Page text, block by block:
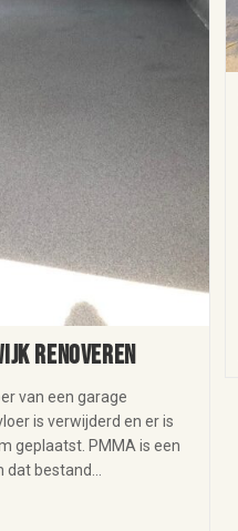
renoveren
van een garage
is verwijderd en er is
geplaatst. PMMA is een
bestand…